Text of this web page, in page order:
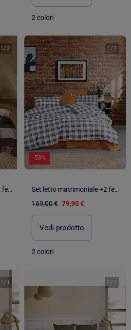
2 colori
1 /2
Set letto matrimoniale +2 federe 65x65 cm flanella di cotone
1 /2
-53%
Set letto matrimoniale +2 federe 65x65 cm flanella di cotone
169,00 € 79,90 €
Vedi prodotto
2 colori
1 / 1 1 / 1